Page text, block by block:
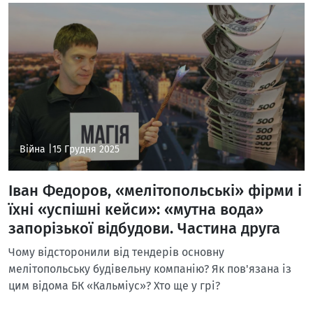
Війна | 15 Грудня 2025
Іван Федоров, «мелітопольські» фірми і
їхні «успішні кейси»: «мутна вода»
запорізької відбудови. Частина друга
Чому відсторонили від тендерів основну
мелітопольську будівельну компанію? Як пов'язана із
цим відома БК «Кальміус»? Хто ще у грі?